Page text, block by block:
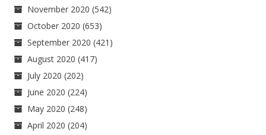
November 2020 (542)
October 2020 (653)
September 2020 (421)
August 2020 (417)
July 2020 (202)
June 2020 (224)
May 2020 (248)
April 2020 (204)